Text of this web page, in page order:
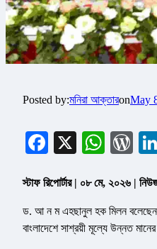
Posted by:মনিরা আক্তারonMay
Facebook
X
স্টাফ রিপোর্টার | ০৮ মে, ২০২৬ |
ড. আ ন ম এহছানুল হক মিলন বলেছেন,
বাংলাদেশে সাশ্রয়ী মূল্যে উন্নত